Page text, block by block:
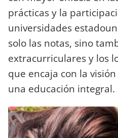
prácticas y la
universidades
solo las notas, sino
extracurriculares y los
que encaja con la visión
una educación integral.